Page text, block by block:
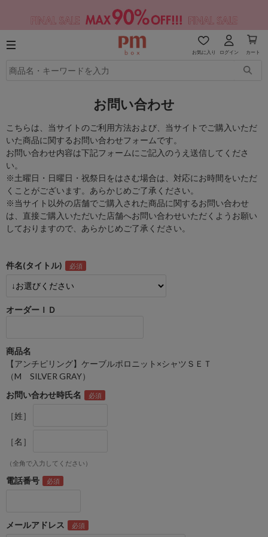
お気に入り ログイン カート
お問い合わせ
こちらは、当サイトのご利用方法および、当サイトでご購入いただ
いた商品に関するお問い合わせフォームです。
お問い合わせ内容は下記フォームにご記入のうえ送信してくださ
い。
※土曜日・日曜日・祝祭日をはさむ場合は、対応にお時間をいただ
くことがございます。あらかじめご了承ください。
※当サイト以外の店舗でご購入された商品に関するお問い合わせ
は、直接ご購入いただいた店舗へお問い合わせいただくようお願い
しておりますので、あらかじめご了承ください。
件名(タイトル)
オーダーＩＤ
商品名
【アンチピリング】ケーブルポロニット×シャツＳＥＴ
（M SILVER GRAY）
お問い合わせ時氏名
［姓］
［名］
（全角で入力してください）
電話番号
メールアドレス